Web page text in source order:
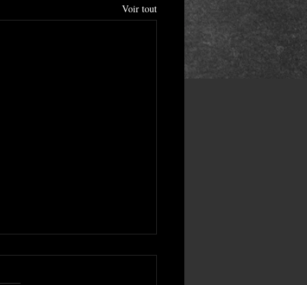
Voir tout